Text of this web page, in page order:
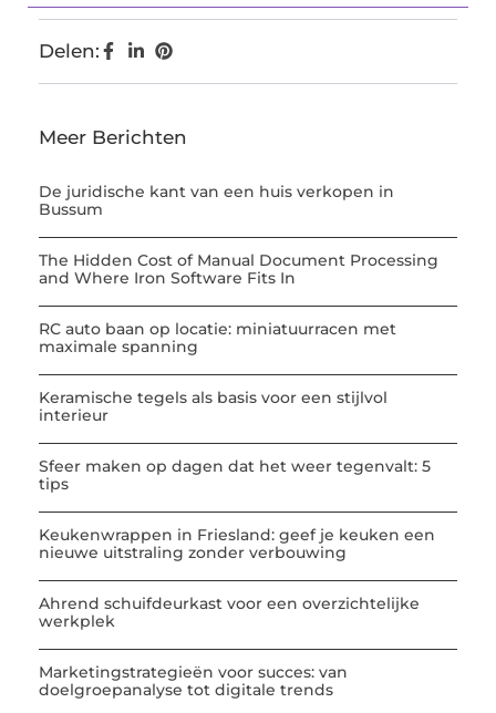
Delen:
Meer Berichten
De juridische kant van een huis verkopen in
Bussum
The Hidden Cost of Manual Document Processing
and Where Iron Software Fits In
RC auto baan op locatie: miniatuurracen met
maximale spanning
Keramische tegels als basis voor een stijlvol
interieur
Sfeer maken op dagen dat het weer tegenvalt: 5
tips
Keukenwrappen in Friesland: geef je keuken een
nieuwe uitstraling zonder verbouwing
Ahrend schuifdeurkast voor een overzichtelijke
werkplek
Marketingstrategieën voor succes: van
doelgroepanalyse tot digitale trends